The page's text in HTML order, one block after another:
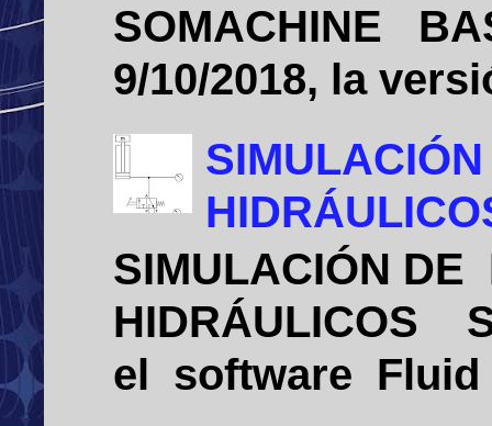
SOMACHINE
9/10/2018, la
SIMULACIÓN
HIDRÁULICOS
el software Fluid